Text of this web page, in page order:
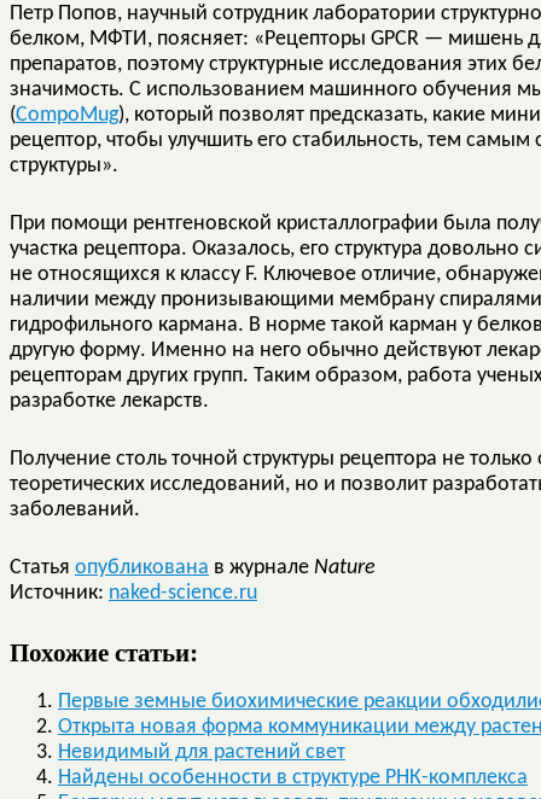
Петр Попов, научный сотрудник лаборатории
белком, МФТИ, поясняет: «Рецепторы GPCR — мишень
препаратов, поэтому структурные исследования этих
значимость. С использованием машинного обучения
(CompoMug), который позволят предсказать, какие
рецептор, чтобы улучшить его стабильность, тем
структуры».
При помощи рентгеновской кристаллографии была
участка рецептора. Оказалось, его структура довольно
не относящихся к классу F. Ключевое отличие,
наличии между пронизывающими мембрану спиралями
гидрофильного кармана. В норме такой карман у
другую форму. Именно на него обычно действуют
рецепторам других групп. Таким образом, работа
разработке лекарств.
Получение столь точной структуры рецептора не
теоретических исследований, но и позволит
заболеваний.
Статья опубликована в журнале Nature
Источник: naked-science.ru
Похожие статьи:
Первые земные биохимические реакции
Открыта новая форма коммуникации между
Невидимый для растений свет
Найдены особенности в структуре РНК-комплекса